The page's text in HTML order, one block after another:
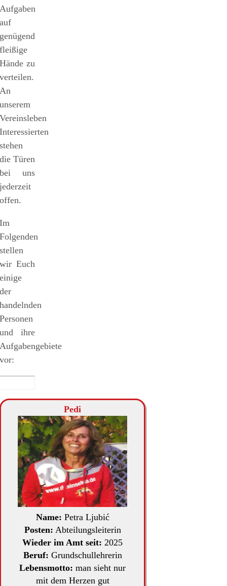
Aufgaben
auf
genügend
fleißige
Hände zu
verteilen.
An
unserem
Vereinsleben
Interessierten
stehen
die Türen
bei uns
jederzeit
offen.
Im
Folgenden
stellen
wir Euch
einige
der
handelnden
Personen
und ihre
Aufgabengebiete
vor:
Pedi
Name: Petra Ljubić
Posten: Abteilungsleiterin
Wieder im Amt seit: 2025
Beruf: Grundschullehrerin
Lebensmotto: man sieht nur
mit dem Herzen gut